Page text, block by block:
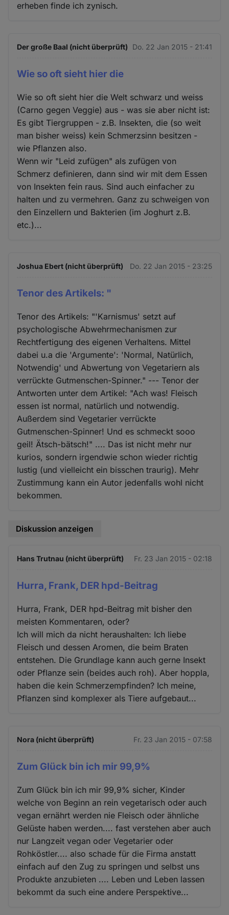
erheben finde ich zynisch.
Der große Baal (nicht überprüft) Do. 22 Jan 2015 - 21:41
Wie so oft sieht hier die
Wie so oft sieht hier die Welt schwarz und weiss
(Carno gegen Veggie) aus - was sie aber nicht ist:
Es gibt Tiergruppen - z.B. Insekten, die (so weit
man bisher weiss) kein Schmerzsinn besitzen -
wie Pflanzen also.
Wenn wir "Leid zufügen" als zufügen von
Schmerz definieren, dann sind wir mit dem Essen
von Insekten fein raus. Sind auch einfacher zu
halten und zu vermehren. Ganz zu schweigen von
den Einzellern und Bakterien (im Joghurt z.B.
etc.)...
Joshua Ebert (nicht überprüft) Do. 22 Jan 2015 - 23:25
Tenor des Artikels: "
Tenor des Artikels: "'Karnismus' setzt auf
psychologische Abwehrmechanismen zur
Rechtfertigung des eigenen Verhaltens. Mittel
dabei u.a die 'Argumente': 'Normal, Natürlich,
Notwendig' und Abwertung von Vegetariern als
verrückte Gutmenschen-Spinner." --- Tenor der
Antworten unter dem Artikel: "Ach was! Fleisch
essen ist normal, natürlich und notwendig.
Außerdem sind Vegetarier verrückte
Gutmenschen-Spinner! Und es schmeckt sooo
geil! Ätsch-bätsch!" .... Das ist nicht mehr nur
kurios, sondern irgendwie schon wieder richtig
lustig (und vielleicht ein bisschen traurig). Mehr
Zustimmung kann ein Autor jedenfalls wohl nicht
bekommen.
Diskussion anzeigen
Hans Trutnau (nicht überprüft) Fr. 23 Jan 2015 - 02:18
Hurra, Frank, DER hpd-Beitrag
Hurra, Frank, DER hpd-Beitrag mit bisher den
meisten Kommentaren, oder?
Ich will mich da nicht heraushalten: Ich liebe
Fleisch und dessen Aromen, die beim Braten
entstehen. Die Grundlage kann auch gerne Insekt
oder Pflanze sein (beides auch roh). Aber hoppla,
haben die kein Schmerzempfinden? Ich meine,
Pflanzen sind komplexer als Tiere aufgebaut...
Nora (nicht überprüft) Fr. 23 Jan 2015 - 07:58
Zum Glück bin ich mir 99,9%
Zum Glück bin ich mir 99,9% sicher, Kinder
welche von Beginn an rein vegetarisch oder auch
vegan ernährt werden nie Fleisch oder ähnliche
Gelüste haben werden.... fast verstehen aber auch
nur Langzeit vegan oder Vegetarier oder
Rohköstler.... also schade für die Firma anstatt
einfach auf den Zug zu springen und selbst uns
Produkte anzubieten .... Leben und Leben lassen
bekommt da such eine andere Perspektive...